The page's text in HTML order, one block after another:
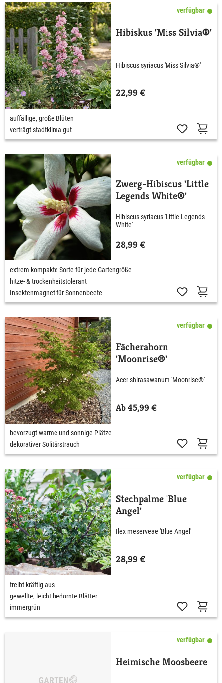
verfügbar
Hibiskus 'Miss Silvia®'
Hibiscus syriacus 'Miss Silvia®'
22,99 €
auffällige, große Blüten
verträgt stadtklima gut
verfügbar
Zwerg-Hibiscus 'Little
Legends White®'
Hibiscus syriacus 'Little Legends
White'
28,99 €
extrem kompakte Sorte für jede Gartengröße
hitze- & trockenheitstolerant
Insektenmagnet für Sonnenbeete
verfügbar
Fächerahorn
'Moonrise®'
Acer shirasawanum 'Moonrise®'
Ab 45,99 €
bevorzugt warme und sonnige Plätze
dekorativer Solitärstrauch
verfügbar
Stechpalme 'Blue
Angel'
Ilex meserveae 'Blue Angel'
28,99 €
treibt kräftig aus
gewellte, leicht bedornte Blätter
immergrün
verfügbar
Heimische Moosbeere